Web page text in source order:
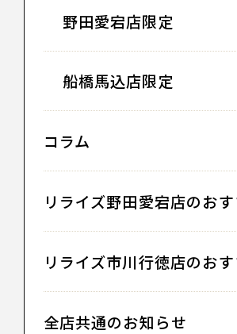
野田愛宕店限定
船橋馬込店限定
コラム
リライズ野田愛宕店のお
リライズ市川行徳店のお
全店共通のお知らせ